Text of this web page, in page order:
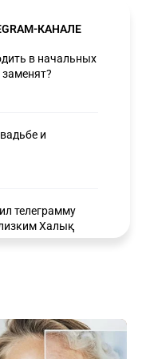
КАНАЛЕ
в начальных
и
телеграмму
Халық
своей